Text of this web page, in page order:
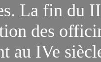
La fin du
des
au IVe